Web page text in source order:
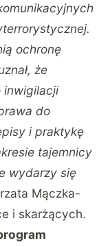
ochronę
że
inwigilacji
do
i praktykę
tajemnicy
wydarzy się
Mączka-
i skarżących.